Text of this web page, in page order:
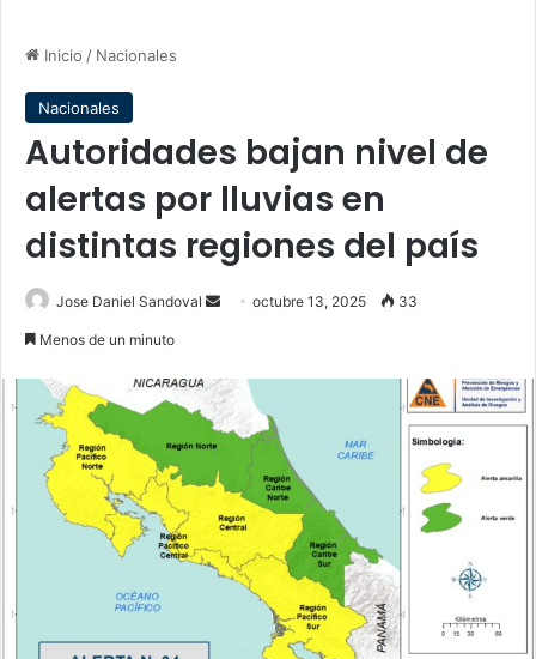
Inicio / Nacionales
Nacionales
Autoridades bajan nivel de
alertas por lluvias en
distintas regiones del país
Jose Daniel Sandoval
Sendoctubre 13, 2025 33
Menos de un minuto